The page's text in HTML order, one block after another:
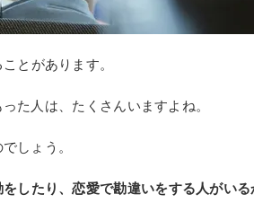
とがあります。
た人は、たくさんいますよね。
しょう。
したり、恋愛で勘違いをする人がいる